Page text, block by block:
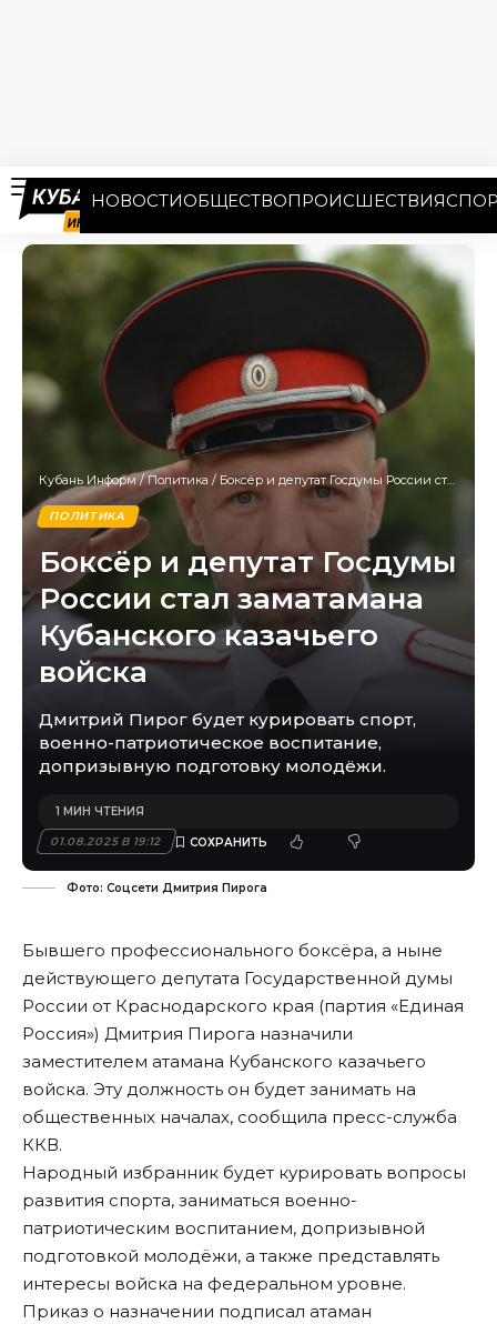
НОВОСТИОБЩЕСТВОПРОИСШЕСТВИЯ
Кубань Информ/Политика / Боксёр и депутат Госдумы России стал заматамана Кубанского казачьего войска
ПОЛИТИКА
Боксёр и депутат Госдумы
России стал заматамана
Кубанского казачьего
войска
Дмитрий Пирог будет курировать спорт,
военно-патриотическое воспитание,
допризывную подготовку молодёжи.
01.08.2025 В 19:12
1 МИН ЧТЕНИЯ
Фото: Соцсети Дмитрия Пирога
Бывшего профессионального боксёра, а ныне
действующего депутата Государственной думы
России от Краснодарского края (партия «Единая
Россия») Дмитрия Пирога назначили
заместителем атамана Кубанского казачьего
войска. Эту должность он будет занимать на
общественных началах, сообщила пресс-служба
ККВ.
Народный избранник будет курировать вопросы
развития спорта, заниматься военно-
патриотическим воспитанием, допризывной
подготовкой молодёжи, а также представлять
интересы войска на федеральном уровне.
Приказ о назначении подписал атаман